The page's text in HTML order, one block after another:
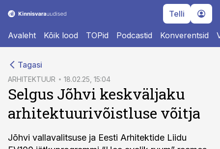
Telli
Avaleht Kõik lood TOPid Podcastid Konverentsid
Tagasi
ARHITEKTUUR 18.02.25, 15:04
Selgus Jõhvi keskväljaku
arhitektuurivõistluse võitja
Jõhvi vallavalitsuse ja Eesti Arhitektide Liidu